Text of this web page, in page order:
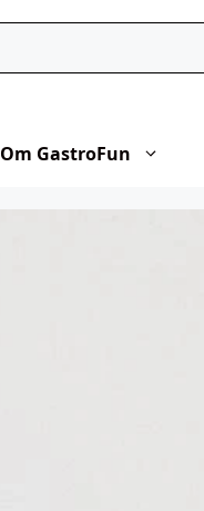
Om GastroFun